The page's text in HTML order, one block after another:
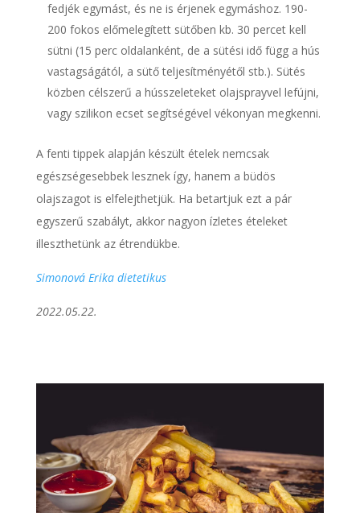
fedjék egymást, és ne is érjenek egymáshoz. 190-
200 fokos előmelegített sütőben kb. 30 percet kell
sütni (15 perc oldalanként, de a sütési idő függ a hús
vastagságától, a sütő teljesítményétől stb.). Sütés
közben célszerű a hússzeleteket olajsprayvel lefújni,
vagy szilikon ecset segítségével vékonyan megkenni.
A fenti tippek alapján készült ételek nemcsak
egészségesebbek lesznek így, hanem a büdös
olajszagot is elfelejthetjük. Ha betartjuk ezt a pár
egyszerű szabályt, akkor nagyon ízletes ételeket
illeszthetünk az étrendükbe.
Simonová Erika dietetikus
2022.05.22.